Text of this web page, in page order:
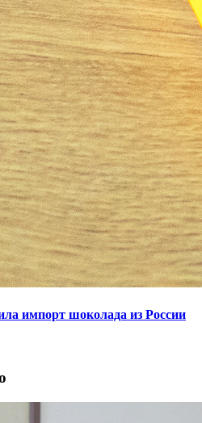
импорт шоколада из России